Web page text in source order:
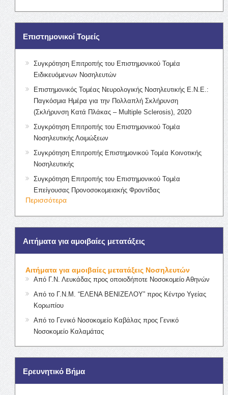
Επιστημονικοί Τομείς
Συγκρότηση Επιτροπής του Επιστημονικού Τομέα
Ειδικευόμενων Νοσηλευτών
Επιστημονικός Τομέας Νευρολογικής Νοσηλευτικής Ε.Ν.Ε.:
Παγκόσμια Ημέρα για την Πολλαπλή Σκλήρυνση
(Σκλήρυνση Κατά Πλάκας – Multiple Sclerosis), 2020
Συγκρότηση Επιτροπής του Επιστημονικού Τομέα
Νοσηλευτικής Λοιμώξεων
Συγκρότηση Επιτροπής Επιστημονικού Τομέα Κοινοτικής
Νοσηλευτικής
Συγκρότηση Επιτροπής του Επιστημονικού Τομέα
Επείγουσας Προνοσοκομειακής Φροντίδας
Περισσότερα
Αιτήματα για αμοιβαίες μετατάξεις
Αιτήματα για αμοιβαίες μετατάξεις Νοσηλευτών
Από Γ.Ν. Λευκάδας προς οποιοδήποτε Νοσοκομείο Αθηνών
Από το Γ.Ν.Μ. “ΕΛΕΝΑ ΒΕΝΙΖΕΛΟΥ” προς Κέντρο Υγείας
Κορωπίου
Από το Γενικό Νοσοκομείο Καβάλας προς Γενικό
Νοσοκομείο Καλαμάτας
Ερευνητικό Βήμα